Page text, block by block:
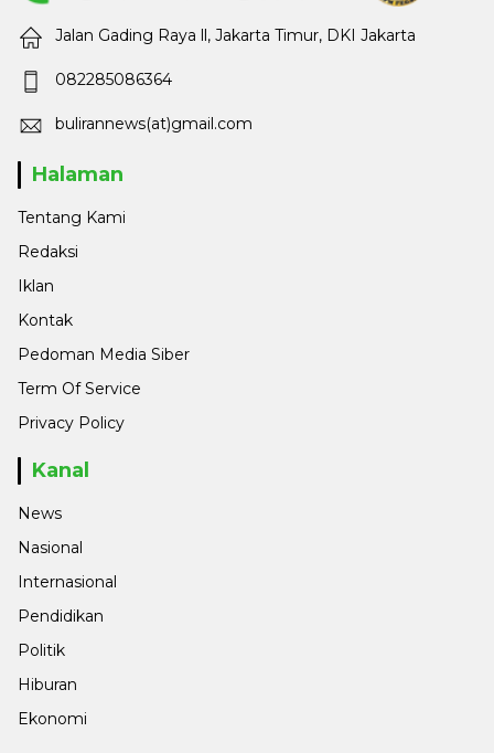
Jalan Gading Raya ll, Jakarta Timur, DKI Jakarta
082285086364
bulirannews(at)gmail.com
Halaman
Tentang Kami
Redaksi
Iklan
Kontak
Pedoman Media Siber
Term Of Service
Privacy Policy
Kanal
News
Nasional
Internasional
Pendidikan
Politik
Hiburan
Ekonomi